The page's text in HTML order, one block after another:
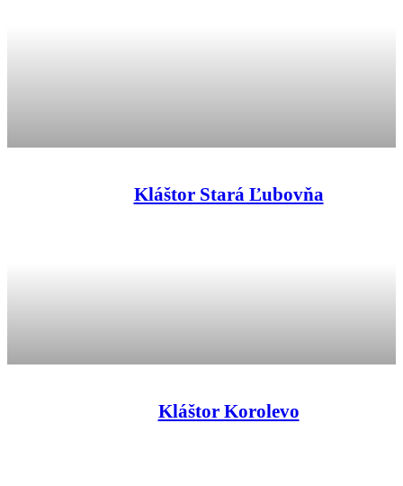
Kláštor Stará Ľubovňa
Kláštor Korolevo